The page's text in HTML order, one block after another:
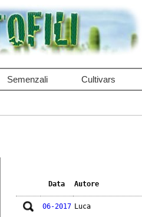
Semenzali Cultivars
Data Autore
06-2017 Luca